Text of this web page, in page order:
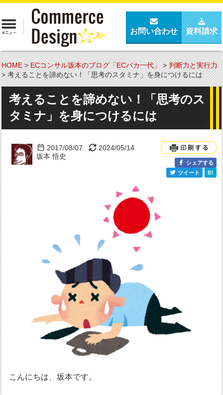
お問い合わせ 資料請求
HOME>ECコンサル坂本のブログ「ECバカ一代」>判断力と実行力
>考えることを諦めない！「思考のスタミナ」を身につけるには
考えることを諦めない！「思考のス
タミナ」を身につけるには
2017/08/07
2024/05/14
坂本 悟史
シェアする
ツイート
B!
こんにちは、坂本です。